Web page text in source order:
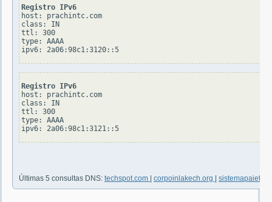
Registro IPv6
host: prachintc.com
class: IN
ttl: 300
type: AAAA
Registro IPv6
host: prachintc.com
class: IN
ttl: 300
type: AAAA
Últimas 5 consultas DNS: techspot.com corpoinlakech.org